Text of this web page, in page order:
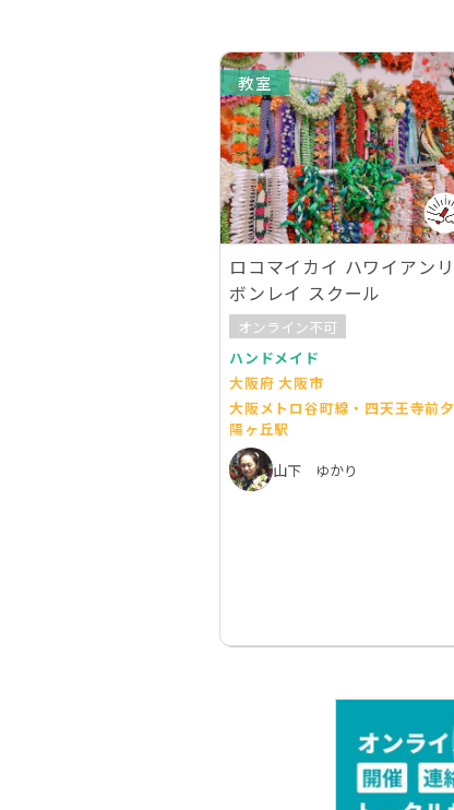
教室
ロコマイカイ ハワイアンリ
ボンレイ スクール
オンライン不可
ハンドメイド
大阪府 大阪市
大阪メトロ谷町線・四天王寺前夕
陽ヶ丘駅
山下 ゆかり